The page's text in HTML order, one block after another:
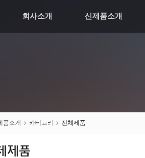
신제품소개
회사소개
품소개 카테고리 전체제품
제품